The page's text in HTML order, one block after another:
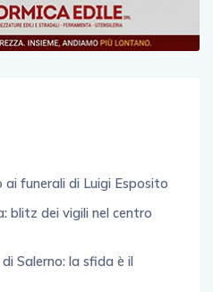
ai funerali di Luigi Esposito
blitz dei vigili nel centro
Salerno: la sfida è il